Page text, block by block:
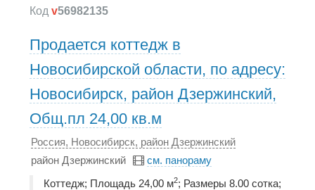
Код v56982135
Продается коттедж в
Новосибирской области, по адресу:
Новосибирск, район Дзержинский,
Общ.пл 24,00 кв.м
Россия, Новосибирск, район Дзержинский
район Дзержинский
см. панораму
Коттедж; Площадь 24,00 м2; Размеры 8.00 сотка;